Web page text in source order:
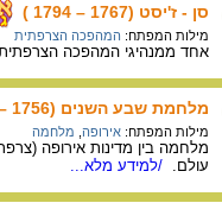
סן - ז'יסט (1767 – 1794 )
מילות המפתח: המהפכה הצרפתית
אחד ממנהיגי המהפכה
מלחמת שבע השנים (1756 – 1763)
מילות המפתח: אירופה מלחמה
מלחמה בין מדינות אירופה
עולם. /למידע מלא...